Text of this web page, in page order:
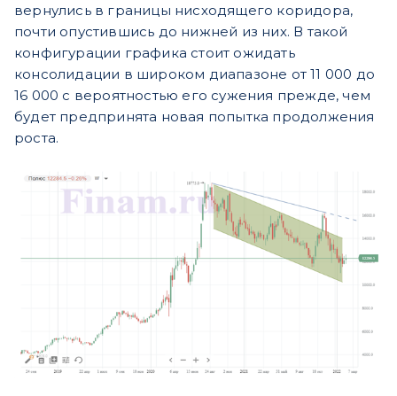
вернулись в границы нисходящего коридора,
почти опустившись до нижней из них. В такой
конфигурации графика стоит ожидать
консолидации в широком диапазоне от 11 000 до
16 000 с вероятностью его сужения прежде, чем
будет предпринята новая попытка продолжения
роста.